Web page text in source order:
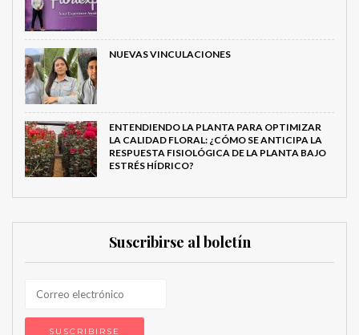
NUEVAS VINCULACIONES
ENTENDIENDO LA PLANTA PARA OPTIMIZAR
LA CALIDAD FLORAL: ¿CÓMO SE ANTICIPA LA
RESPUESTA FISIOLÓGICA DE LA PLANTA BAJO
ESTRÉS HÍDRICO?
Suscribirse al boletín